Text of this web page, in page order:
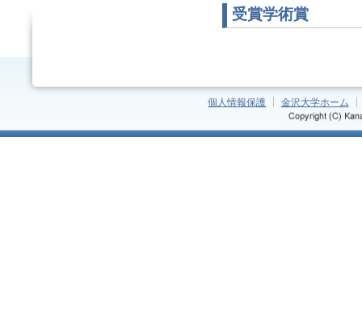
受賞学術賞
個人情報保護 金沢大学ホーム